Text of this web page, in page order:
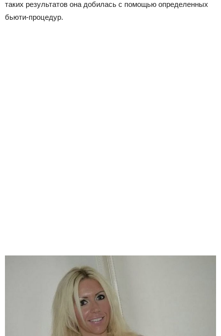
таких результатов она добилась с помощью определенных
бьюти-процедур.